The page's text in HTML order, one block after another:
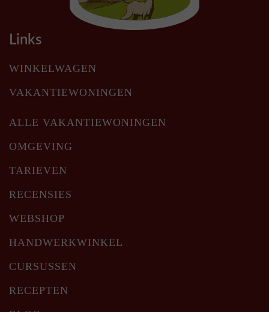
Links
WINKELWAGEN
VAKANTIEWONINGEN
ALLE VAKANTIEWONINGEN
OMGEVING
TARIEVEN
RECENSIES
WEBSHOP
HANDWERKWINKEL
CURSUSSEN
RECEPTEN